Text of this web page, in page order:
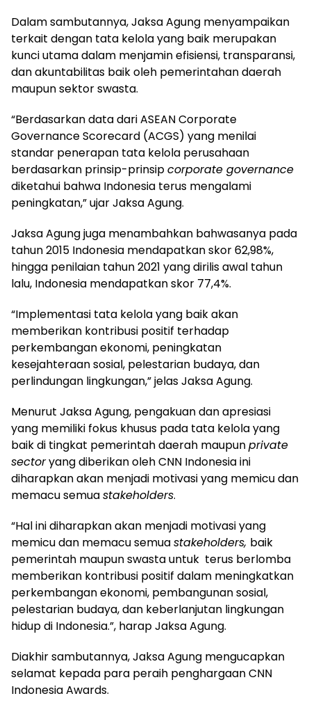
Dalam sambutannya, Jaksa Agung menyampaikan
terkait dengan tata kelola yang baik merupakan
kunci utama dalam menjamin efisiensi, transparansi,
dan akuntabilitas baik oleh pemerintahan daerah
maupun sektor swasta.
“Berdasarkan data dari ASEAN Corporate
Governance Scorecard (ACGS) yang menilai
standar penerapan tata kelola perusahaan
berdasarkan prinsip-prinsipcorporate governance
diketahui bahwa Indonesia terus mengalami
peningkatan,” ujar Jaksa Agung.
Jaksa Agung juga menambahkan bahwasanya pada
tahun 2015 Indonesia mendapatkan skor 62,98%,
hingga penilaian tahun 2021 yang dirilis awal tahun
lalu, Indonesia mendapatkan skor 77,4%.
“Implementasi tata kelola yang baik akan
memberikan kontribusi positif terhadap
perkembangan ekonomi, peningkatan
kesejahteraan sosial, pelestarian budaya, dan
perlindungan lingkungan,” jelas Jaksa Agung.
Menurut Jaksa Agung, pengakuan dan apresiasi
yang memiliki fokus khusus pada tata kelola yang
baik di tingkat pemerintah daerah maupunprivate
sectoryang diberikan oleh CNN Indonesia ini
diharapkan akan menjadi motivasi yang memicu dan
memacu semuastakeholders.
“Hal ini diharapkan akan menjadi motivasi yang
memicu dan memacu semuastakeholders, baik
pemerintah maupun swasta untuk terus berlomba
memberikan kontribusi positif dalam meningkatkan
perkembangan ekonomi, pembangunan sosial,
pelestarian budaya, dan keberlanjutan lingkungan
hidup di Indonesia.”, harap Jaksa Agung.
Diakhir sambutannya, Jaksa Agung mengucapkan
selamat kepada para peraih penghargaan CNN
Indonesia Awards.